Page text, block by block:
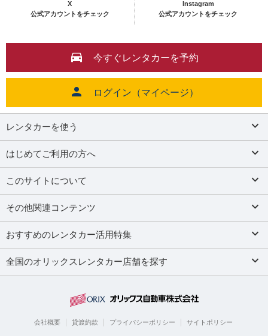
X
公式アカウントをチェック
Instagram
公式アカウントをチェック
今すぐレンタカーを予約
ログイン（マイページ）
レンタカーを使う
はじめてご利用の方へ
このサイトについて
その他関連コンテンツ
おすすめのレンタカー活用特集
全国のオリックスレンタカー店舗を探す
会社概要 貸渡約款 プライバシーポリシー サイトポリシー